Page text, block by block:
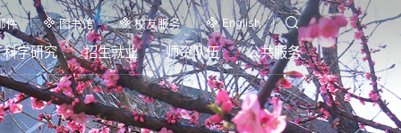
件 图书馆 校友服务 English
科学研究 招生就业 师资队伍 公共服务